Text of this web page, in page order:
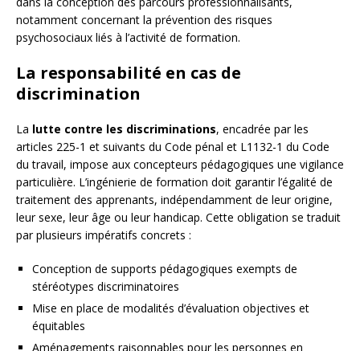
notamment concernant la prévention des risques
psychosociaux liés à l’activité de formation.
La responsabilité en cas de
discrimination
La lutte contre les discriminations, encadrée par les
articles 225-1 et suivants du Code pénal et L1132-1 du Code
du travail, impose aux concepteurs pédagogiques une vigilance
particulière. L’ingénierie de formation doit garantir l’égalité de
traitement des apprenants, indépendamment de leur origine,
leur sexe, leur âge ou leur handicap. Cette obligation se traduit
par plusieurs impératifs concrets :
Conception de supports pédagogiques exempts de
stéréotypes discriminatoires
Mise en place de modalités d’évaluation objectives et
équitables
Aménagements raisonnables pour les personnes en